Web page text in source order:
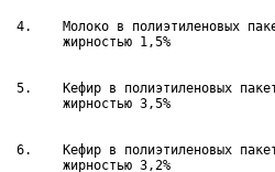
4.    Молоко в полиэтиленовых
5.    Кефир в полиэтиленовых
6.    Кефир в полиэтиленовых